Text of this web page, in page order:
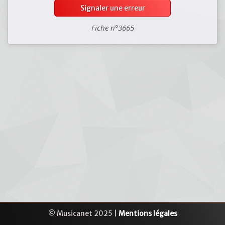
Signaler une erreur
Fiche n°3665
© Musicanet 2025 | Mentions légales